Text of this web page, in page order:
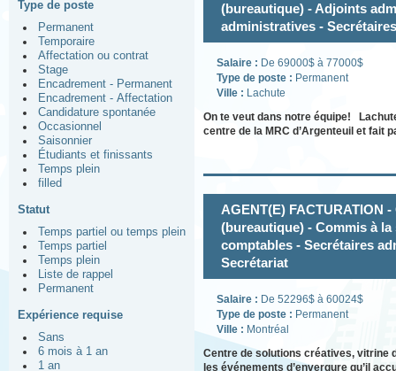
Type de poste
Permanent
Temporaire
Affectation ou contrat
Stage
Encadrement - Permanent
Encadrement - Affectation
Candidature spontanée
Occasionnel
Saisonnier
Étudiants et finissants
Temps plein
filled
Statut
Temps partiel ou temps plein
Temps partiel
Temps plein
Liste de rappel
Permanent
Expérience requise
Sans
6 mois à 1 an
1 an
(bureautique) - Adjoints
administratives -
Salaire : De 69000$ à 77000$
Type de poste : Permanent
Ville : Lachute
On te veut dans notre équipe!
centre de la MRC d’Argenteuil et fait
AGENT(E) FACTURATION
(bureautique) - Commis à
comptables - Secrétaires
Secrétariat
Salaire : De 52296$ à 60024$
Type de poste : Permanent
Ville : Montréal
Centre de solutions créatives, vitrine
les événements d’envergure qu’il